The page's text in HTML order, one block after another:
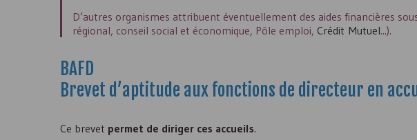
D’autres organismes attribuent éventuellement des aides financières
régional, conseil social et économique, Pôle emploi, Crédit Mutuel...).
BAFD
Brevet d’aptitude aux fonctions de directeur en
Ce brevet permet de diriger ces accueils.